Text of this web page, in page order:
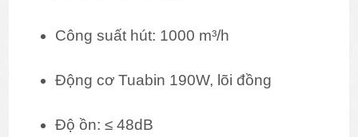
Công suất hút: 1000 m³/h
Động cơ Tuabin 190W, lõi đồng
Độ ồn: ≤ 48dB